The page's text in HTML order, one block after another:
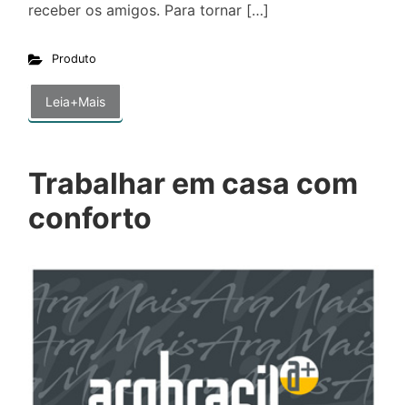
receber os amigos. Para tornar […]
Produto
Leia+Mais
Trabalhar em casa com
conforto